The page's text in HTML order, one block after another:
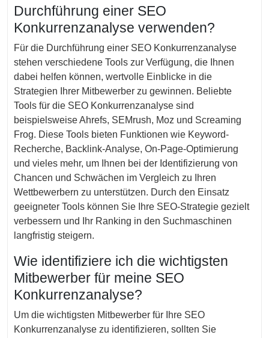
Durchführung einer SEO
Konkurrenzanalyse verwenden?
Für die Durchführung einer SEO Konkurrenzanalyse
stehen verschiedene Tools zur Verfügung, die Ihnen
dabei helfen können, wertvolle Einblicke in die
Strategien Ihrer Mitbewerber zu gewinnen. Beliebte
Tools für die SEO Konkurrenzanalyse sind
beispielsweise Ahrefs, SEMrush, Moz und Screaming
Frog. Diese Tools bieten Funktionen wie Keyword-
Recherche, Backlink-Analyse, On-Page-Optimierung
und vieles mehr, um Ihnen bei der Identifizierung von
Chancen und Schwächen im Vergleich zu Ihren
Wettbewerbern zu unterstützen. Durch den Einsatz
geeigneter Tools können Sie Ihre SEO-Strategie gezielt
verbessern und Ihr Ranking in den Suchmaschinen
langfristig steigern.
Wie identifiziere ich die wichtigsten
Mitbewerber für meine SEO
Konkurrenzanalyse?
Um die wichtigsten Mitbewerber für Ihre SEO
Konkurrenzanalyse zu identifizieren, sollten Sie